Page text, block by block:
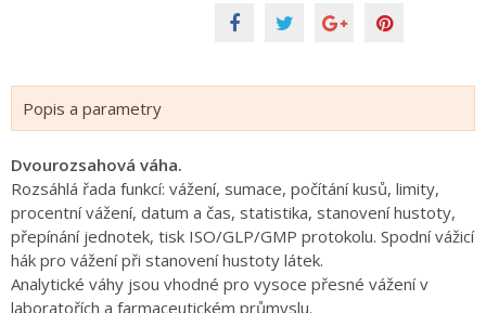
Popis a parametry
Dvourozsahová váha.
Rozsáhlá řada funkcí: vážení, sumace, počítání kusů, limity,
procentní vážení, datum a čas, statistika, stanovení hustoty,
přepínání jednotek, tisk ISO/GLP/GMP protokolu. Spodní vážicí
hák pro vážení při stanovení hustoty látek.
Analytické váhy jsou vhodné pro vysoce přesné vážení v
laboratořích a farmaceutickém průmyslu.